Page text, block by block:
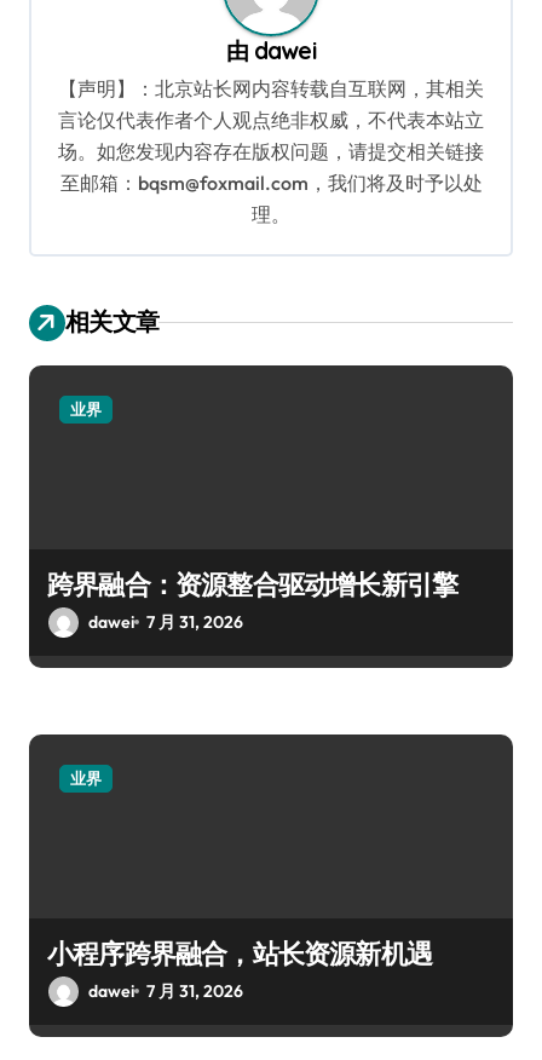
由 dawei
【声明】：北京站长网内容转载自互联网，其相关
言论仅代表作者个人观点绝非权威，不代表本站立
场。如您发现内容存在版权问题，请提交相关链接
至邮箱：bqsm@foxmail.com，我们将及时予以处
理。
相关文章
业界
跨界融合：资源整合驱动增长新引擎
dawei 7 月 31, 2026
业界
小程序跨界融合，站长资源新机遇
dawei 7 月 31, 2026